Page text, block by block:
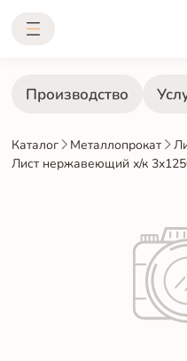
Производство
Каталог Металлопрокат
Лист нержавеющий х/к